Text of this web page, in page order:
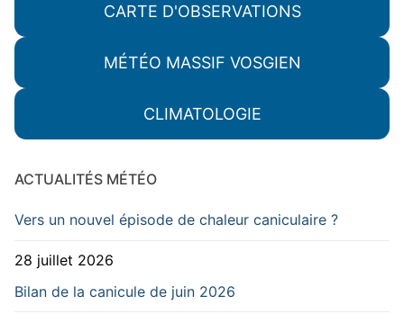
CARTE D'OBSERVATIONS
MÉTÉO MASSIF VOSGIEN
CLIMATOLOGIE
ACTUALITÉS MÉTÉO
Vers un nouvel épisode de chaleur caniculaire ?
28 juillet 2026
Bilan de la canicule de juin 2026